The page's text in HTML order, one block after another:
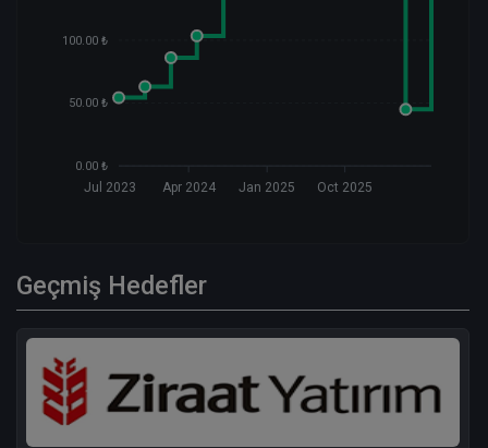
100.00 ₺
50.00 ₺
0.00 ₺
Jul 2023 Apr 2024 Jan 2025 Oct 2025
Geçmiş Hedefler